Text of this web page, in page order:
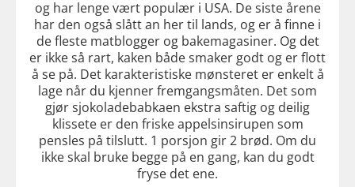
og har lenge vært populær i USA. De siste årene
har den også slått an her til lands, og er å finne i
de fleste matblogger og bakemagasiner. Og det
er ikke så rart, kaken både smaker godt og er flott
å se på. Det karakteristiske mønsteret er enkelt å
lage når du kjenner fremgangsmåten. Det som
gjør sjokoladebabkaen ekstra saftig og deilig
klissete er den friske appelsinsirupen som
pensles på tilslutt. 1 porsjon gir 2 brød. Om du
ikke skal bruke begge på en gang, kan du godt
fryse det ene.